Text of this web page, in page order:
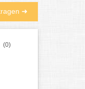
Ein
➜
(0)